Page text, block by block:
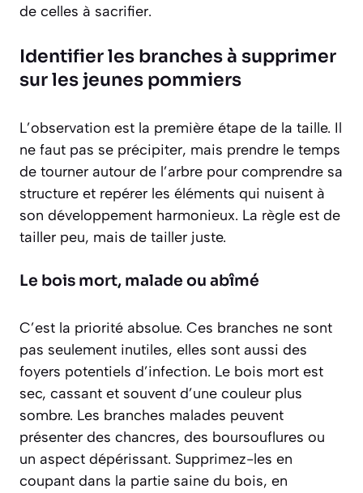
de celles à sacrifier.
Identifier les branches à supprimer
sur les jeunes pommiers
L’observation est la première étape de la taille. Il
ne faut pas se précipiter, mais prendre le temps
de tourner autour de l’arbre pour comprendre sa
structure et repérer les éléments qui nuisent à
son développement harmonieux. La règle est de
tailler peu, mais de tailler juste.
Le bois mort, malade ou abîmé
C’est la priorité absolue. Ces branches ne sont
pas seulement inutiles, elles sont aussi des
foyers potentiels d’infection. Le bois mort est
sec, cassant et souvent d’une couleur plus
sombre. Les branches malades peuvent
présenter des chancres, des boursouflures ou
un aspect dépérissant. Supprimez-les en
coupant dans la partie saine du bois, en